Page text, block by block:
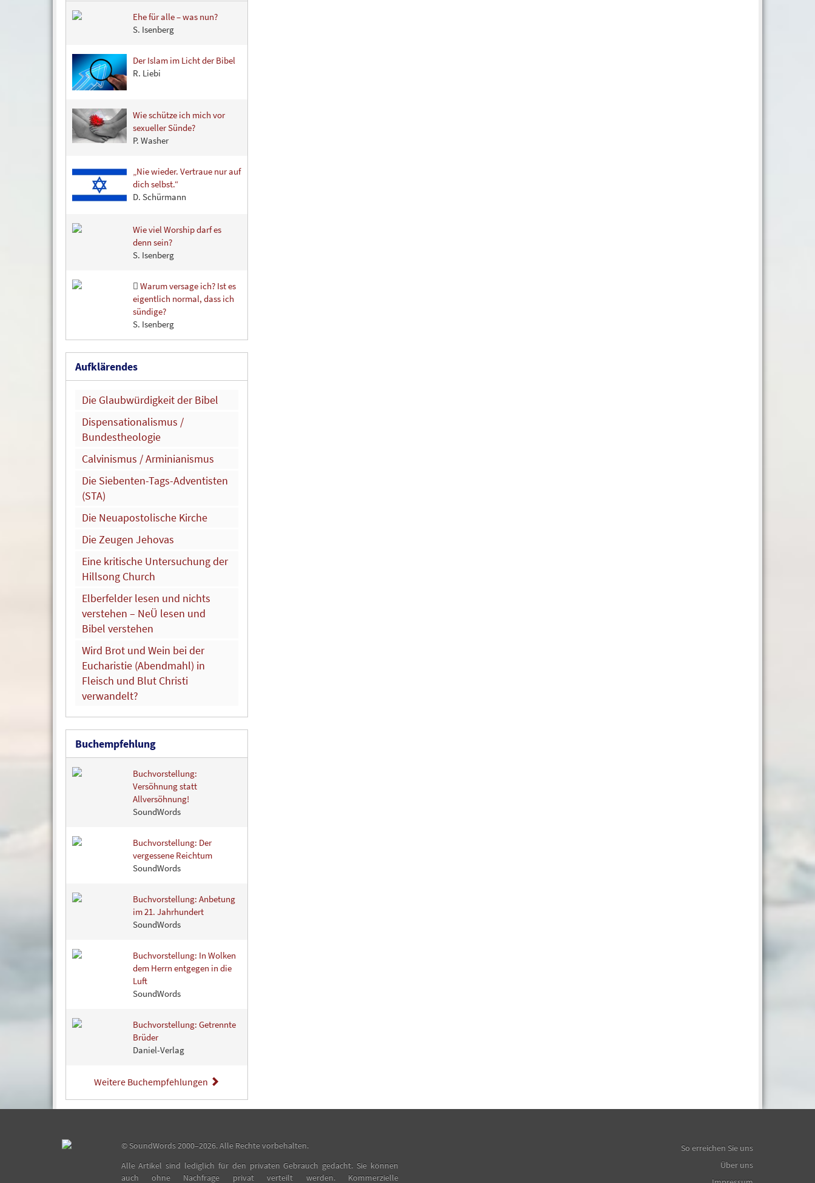
Ehe für alle – was nun?
S. Isenberg
Der Islam im Licht der Bibel
R. Liebi
Wie schütze ich mich vor
sexueller Sünde?
P. Washer
„Nie wieder. Vertraue nur auf
dich selbst.“
D. Schürmann
Wie viel Worship darf es
denn sein?
S. Isenberg
Warum versage ich? Ist es
eigentlich normal, dass ich
sündige?
S. Isenberg
Aufklärendes
Die Glaubwürdigkeit der Bibel
Dispensationalismus /
Bundestheologie
Calvinismus / Arminianismus
Die Siebenten-Tags-Adventisten
(STA)
Die Neuapostolische Kirche
Die Zeugen Jehovas
Eine kritische Untersuchung der
Hillsong Church
Elberfelder lesen und nichts
verstehen – NeÜ lesen und
Bibel verstehen
Wird Brot und Wein bei der
Eucharistie (Abendmahl) in
Fleisch und Blut Christi
verwandelt?
Buchempfehlung
Buchvorstellung:
Versöhnung statt
Allversöhnung!
SoundWords
Buchvorstellung: Der
vergessene Reichtum
SoundWords
Buchvorstellung: Anbetung
im 21. Jahrhundert
SoundWords
Buchvorstellung: In Wolken
dem Herrn entgegen in die
Luft
SoundWords
Buchvorstellung: Getrennte
Brüder
Daniel-Verlag
Weitere Buchempfehlungen
©SoundWords2000–2026. Alle Rechte vorbehalten.
Alle Artikel sind lediglich für den privaten Gebrauch gedacht. Sie können
auch ohne Nachfrage privat verteilt werden. Kommerzielle
So erreichen Sie uns
Über uns